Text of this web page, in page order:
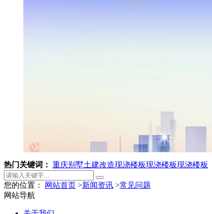
热门关键词： 重庆别墅土建改造现浇楼板现浇楼板现浇楼板
您的位置： 网站首页 >新闻资讯 >常见问题
网站导航